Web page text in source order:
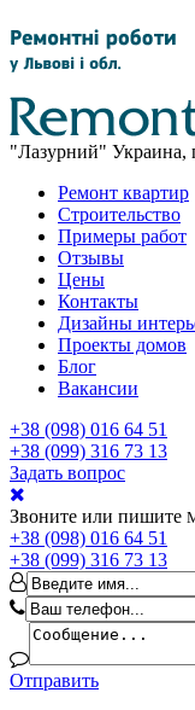
"Лазурний" Украина,
Ремонт квартир
Строительство
Примеры работ
Отзывы
Цены
Контакты
Дизайны
Проекты домов
Блог
Вакансии
+38 (098) 016 64 51
+38 (099) 316 73 13
Задать вопрос
Звоните или пишите
+38 (098) 016 64 51
+38 (099) 316 73 13
Отправить